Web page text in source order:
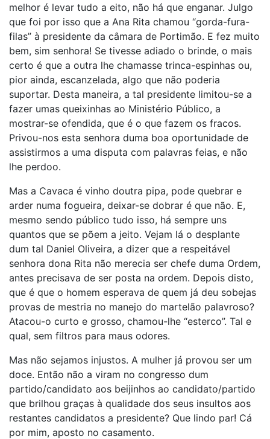
melhor é levar tudo a eito, não há que enganar. Julgo
que foi por isso que a Ana Rita chamou “gorda-fura-
filas” à presidente da câmara de Portimão. E fez muito
bem, sim senhora! Se tivesse adiado o brinde, o mais
certo é que a outra lhe chamasse trinca-espinhas ou,
pior ainda, escanzelada, algo que não poderia
suportar. Desta maneira, a tal presidente limitou-se a
fazer umas queixinhas ao Ministério Público, a
mostrar-se ofendida, que é o que fazem os fracos.
Privou-nos esta senhora duma boa oportunidade de
assistirmos a uma disputa com palavras feias, e não
lhe perdoo.
Mas a Cavaca é vinho doutra pipa, pode quebrar e
arder numa fogueira, deixar-se dobrar é que não. E,
mesmo sendo público tudo isso, há sempre uns
quantos que se põem a jeito. Vejam lá o desplante
dum tal Daniel Oliveira, a dizer que a respeitável
senhora dona Rita não merecia ser chefe duma Ordem,
antes precisava de ser posta na ordem. Depois disto,
que é que o homem esperava de quem já deu sobejas
provas de mestria no manejo do martelão palavroso?
Atacou-o curto e grosso, chamou-lhe “esterco”. Tal e
qual, sem filtros para maus odores.
Mas não sejamos injustos. A mulher já provou ser um
doce. Então não a viram no congresso dum
partido/candidato aos beijinhos ao candidato/partido
que brilhou graças à qualidade dos seus insultos aos
restantes candidatos a presidente? Que lindo par! Cá
por mim, aposto no casamento.